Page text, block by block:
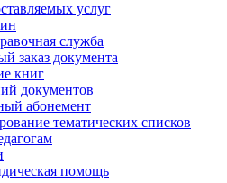
услуг
служба
заказ документа
книг
документов
абонемент
тематических списков
помощь